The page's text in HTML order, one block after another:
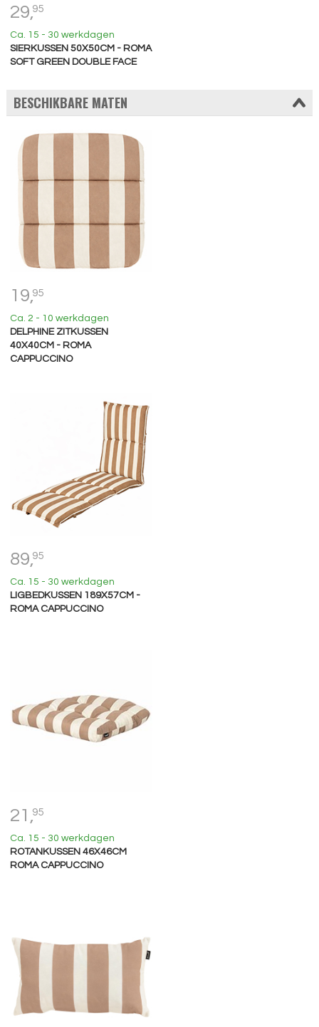
29,95
Ca. 15 - 30 werkdagen
SIERKUSSEN 50X50CM - ROMA
SOFT GREEN DOUBLE FACE
BESCHIKBARE MATEN
19,95
Ca. 2 - 10 werkdagen
DELPHINE ZITKUSSEN
40X40CM - ROMA
CAPPUCCINO
89,95
Ca. 15 - 30 werkdagen
LIGBEDKUSSEN 189X57CM -
ROMA CAPPUCCINO
21,95
Ca. 15 - 30 werkdagen
ROTANKUSSEN 46X46CM
ROMA CAPPUCCINO